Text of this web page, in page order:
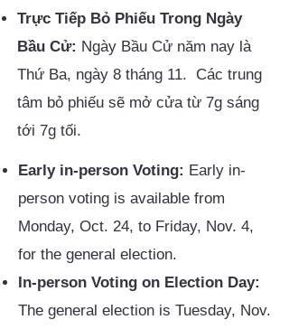
Trực Tiếp Bỏ Phiếu Trong Ngày
Bầu Cử: Ngày Bầu Cử năm nay là
Thứ Ba, ngày 8 tháng 11. Các trung
tâm bỏ phiếu sẽ mở cửa từ 7g sáng
tới 7g tối.
Early in-person Voting: Early in-
person voting is available from
Monday, Oct. 24, to Friday, Nov. 4,
for the general election.
In-person Voting on Election Day:
The general election is Tuesday, Nov.